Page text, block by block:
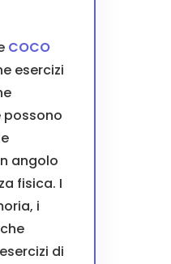
COCO
esercizi
angolo
fisica. I
i
di